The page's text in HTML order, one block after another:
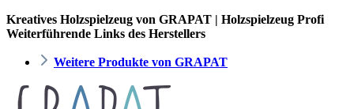
Kreatives Holzspielzeug von GRAPAT | Holzspielzeug Profi
Weiterführende Links des Herstellers
Weitere Produkte von GRAPAT